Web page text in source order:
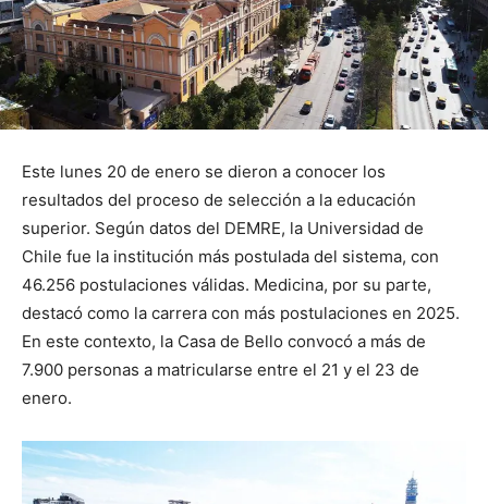
Este lunes 20 de enero se dieron a conocer los
resultados del proceso de selección a la educación
superior. Según datos del DEMRE, la Universidad de
Chile fue la institución más postulada del sistema, con
46.256 postulaciones válidas. Medicina, por su parte,
destacó como la carrera con más postulaciones en 2025.
En este contexto, la Casa de Bello convocó a más de
7.900 personas a matricularse entre el 21 y el 23 de
enero.